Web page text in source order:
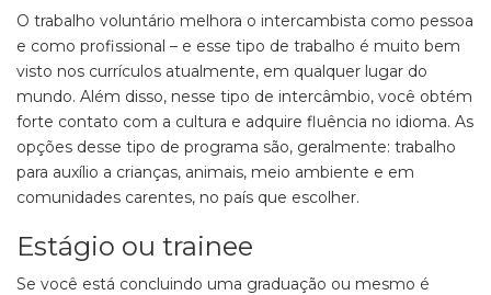
O trabalho voluntário melhora o intercambista como pessoa
e como profissional – e esse tipo de trabalho é muito bem
visto nos currículos atualmente, em qualquer lugar do
mundo. Além disso, nesse tipo de intercâmbio, você obtém
forte contato com a cultura e adquire fluência no idioma. As
opções desse tipo de programa são, geralmente: trabalho
para auxílio a crianças, animais, meio ambiente e em
comunidades carentes, no país que escolher.
Estágio ou trainee
Se você está concluindo uma graduação ou mesmo é